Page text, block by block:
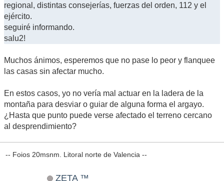
regional, distintas consejerías, fuerzas del orden, 112 y el
ejército.
seguiré informando.
salu2!
Muchos ánimos, esperemos que no pase lo peor y flanquee
las casas sin afectar mucho.
En estos casos, yo no vería mal actuar en la ladera de la
montaña para desviar o guiar de alguna forma el argayo.
¿Hasta que punto puede verse afectado el terreno cercano
al desprendimiento?
-- Foios 20msnm. Litoral norte de Valencia --
ZETA ™